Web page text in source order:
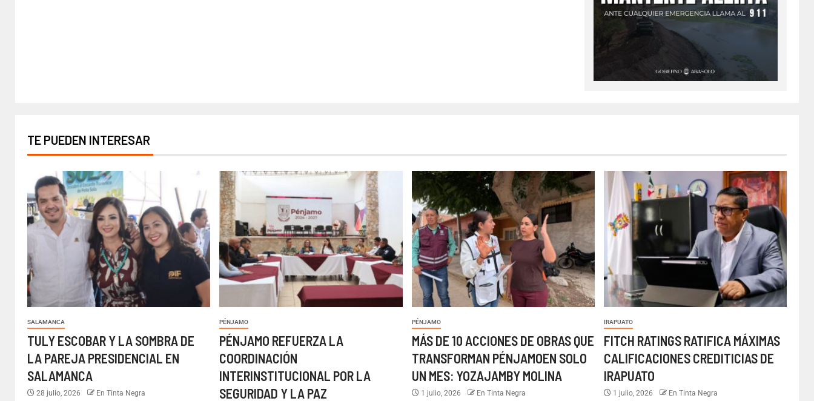
TE PUEDEN INTERESAR
SALAMANCA
TULY ESCOBAR Y LA SOMBRA DE
LA PAREJA PRESIDENCIAL EN
SALAMANCA
28 julio, 2026 En Tinta Negra
PÉNJAMO
PÉNJAMO REFUERZA LA
COORDINACIÓN
INTERINSTITUCIONAL POR LA
SEGURIDAD Y LA PAZ
PÉNJAMO
MÁS DE 10 ACCIONES DE OBRAS QUE
TRANSFORMAN PÉNJAMOEN SOLO
UN MES: YOZAJAMBY MOLINA
1 julio, 2026 En Tinta Negra
IRAPUATO
FITCH RATINGS RATIFICA MÁXIMAS
CALIFICACIONES CREDITICIAS DE
IRAPUATO
1 julio, 2026 En Tinta Negra